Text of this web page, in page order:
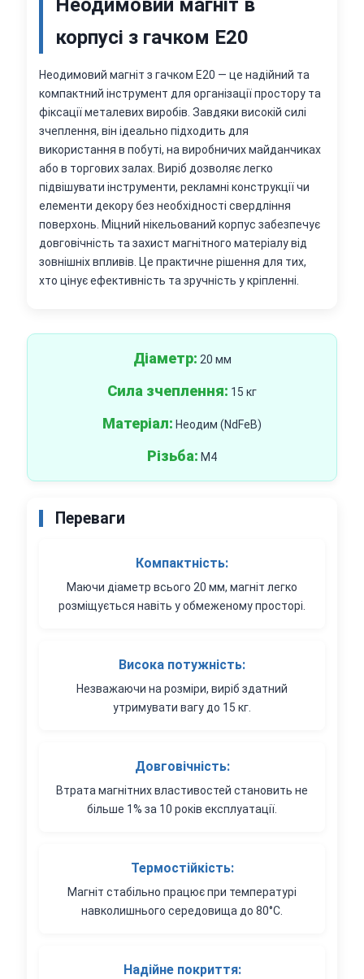
Неодимовий магніт в
корпусі з гачком Е20
Неодимовий магніт з гачком Е20 — це надійний та
компактний інструмент для організації простору та
фіксації металевих виробів. Завдяки високій силі
зчеплення, він ідеально підходить для
використання в побуті, на виробничих майданчиках
або в торгових залах. Виріб дозволяє легко
підвішувати інструменти, рекламні конструкції чи
елементи декору без необхідності свердління
поверхонь. Міцний нікельований корпус забезпечує
довговічність та захист магнітного матеріалу від
зовнішніх впливів. Це практичне рішення для тих,
хто цінує ефективність та зручність у кріпленні.
Діаметр: 20 мм
Сила зчеплення: 15 кг
Матеріал: Неодим (NdFeB)
Різьба: M4
Переваги
Компактність:
Маючи діаметр всього 20 мм, магніт легко
розміщується навіть у обмеженому просторі.
Висока потужність:
Незважаючи на розміри, виріб здатний
утримувати вагу до 15 кг.
Довговічність:
Втрата магнітних властивостей становить не
більше 1% за 10 років експлуатації.
Термостійкість:
Магніт стабільно працює при температурі
навколишнього середовища до 80°C.
Надійне покриття: